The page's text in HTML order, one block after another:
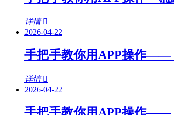
详情
2026-04-22
手把手教你用APP操作——
详情
2026-04-22